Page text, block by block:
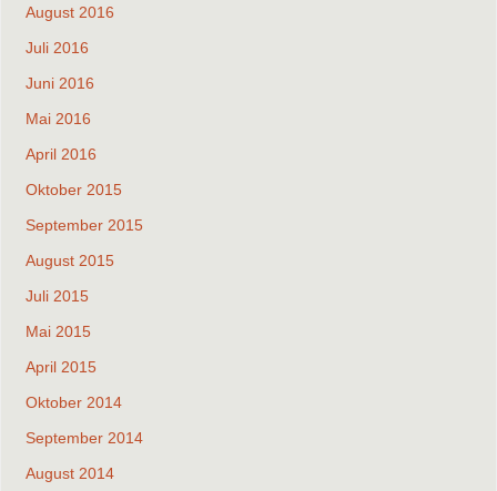
August 2016
Juli 2016
Juni 2016
Mai 2016
April 2016
Oktober 2015
September 2015
August 2015
Juli 2015
Mai 2015
April 2015
Oktober 2014
September 2014
August 2014